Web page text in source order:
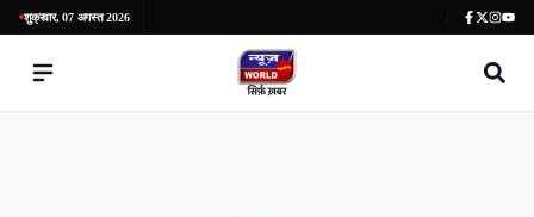
शुक्रवार, 07 अगस्त 2026